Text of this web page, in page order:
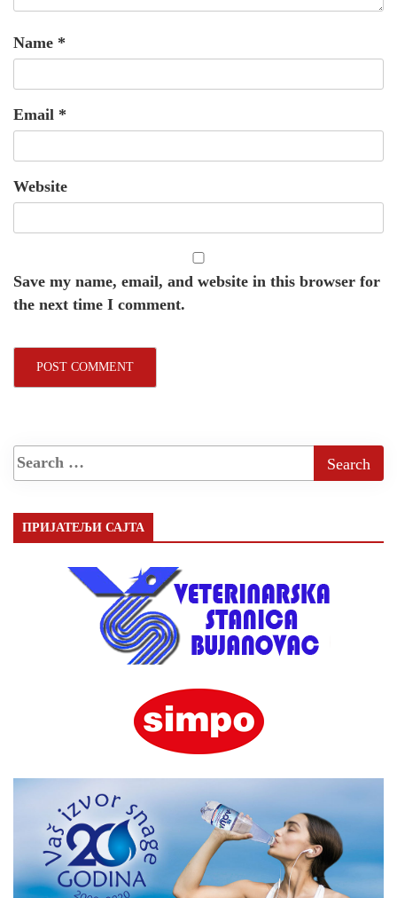
Name *
Email *
Website
Save my name, email, and website in this browser for
the next time I comment.
ПРИЈАТЕЉИ САЈТА